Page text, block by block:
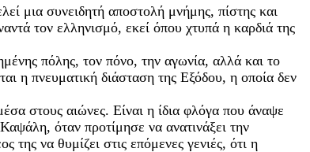
μια συνειδητή αποστολή μνήμης, πίστης και
τον ελληνισμό, εκεί όπου χτυπά η καρδιά της
πόλης, τον πόνο, την αγωνία, αλλά και το
η πνευματική διάσταση της Εξόδου, η οποία δεν
στους αιώνες. Είναι η ίδια φλόγα που άναψε
όταν προτίμησε να ανατινάξει την
να θυμίζει στις επόμενες γενιές, ότι η